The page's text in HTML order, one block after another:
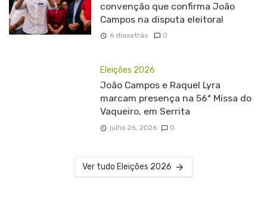
convenção que confirma João
Campos na disputa eleitoral
6 diasatrás 0
Eleições 2026
João Campos e Raquel Lyra
marcam presença na 56ª Missa do
Vaqueiro, em Serrita
julho 26, 2026 0
Ver tudo Eleições 2026